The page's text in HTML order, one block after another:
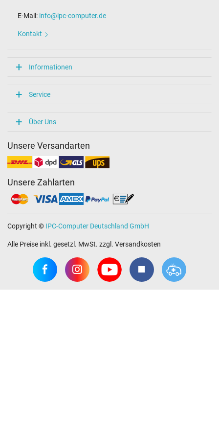
E-Mail: info@ipc-computer.de
Kontakt
Informationen
Service
Über Uns
Unsere Versandarten
Unsere Zahlarten
Copyright © IPC-Computer Deutschland GmbH
Alle Preise inkl. gesetzl. MwSt. zzgl. Versandkosten